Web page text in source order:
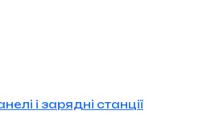
і зарядні станції